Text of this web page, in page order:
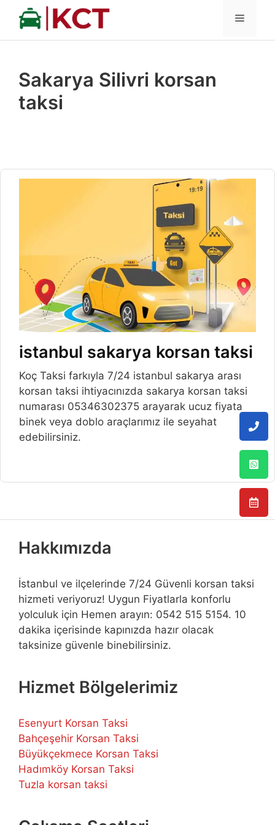
İçeriğe
MENÜ
Sakarya Silivri korsan
taksi
istanbul sakarya korsan taksi
Koç Taksi farkıyla 7/24 istanbul sakarya arası
korsan taksi ihtiyacınızda sakarya korsan taksi
numarası 05346302375 arayarak ucuz fiyata
binek veya doblo araçlarımız ile seyahat
edebilirsiniz.
Hakkımızda
İstanbul ve ilçelerinde 7/24 Güvenli korsan taksi
hizmeti veriyoruz! Uygun Fiyatlarla konforlu
yolculuk için Hemen arayın: 0542 515 5154. 10
dakika içerisinde kapınızda hazır olacak
taksinize güvenle binebilirsiniz.
Hizmet Bölgelerimiz
Esenyurt Korsan Taksi
Bahçeşehir Korsan Taksi
Büyükçekmece Korsan Taksi
Hadımköy Korsan Taksi
Tuzla korsan taksi